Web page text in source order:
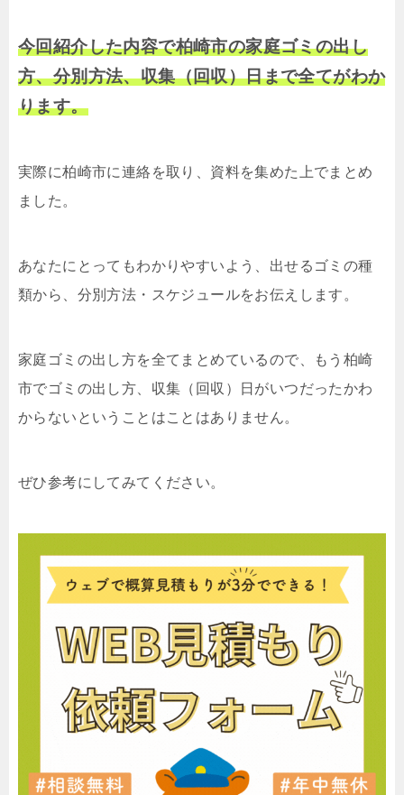
今回紹介した内容で柏崎市の家庭ゴミの出し
方、分別方法、収集（回収）日まで全てがわか
ります。
実際に柏崎市に連絡を取り、資料を集めた上でまとめ
ました。
あなたにとってもわかりやすいよう、出せるゴミの種
類から、分別方法・スケジュールをお伝えします。
家庭ゴミの出し方を全てまとめているので、もう柏崎
市でゴミの出し方、収集（回収）日がいつだったかわ
からないということはことはありません。
ぜひ参考にしてみてください。